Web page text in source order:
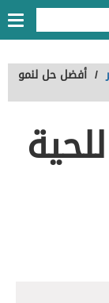
/ أفضل حل لنمو